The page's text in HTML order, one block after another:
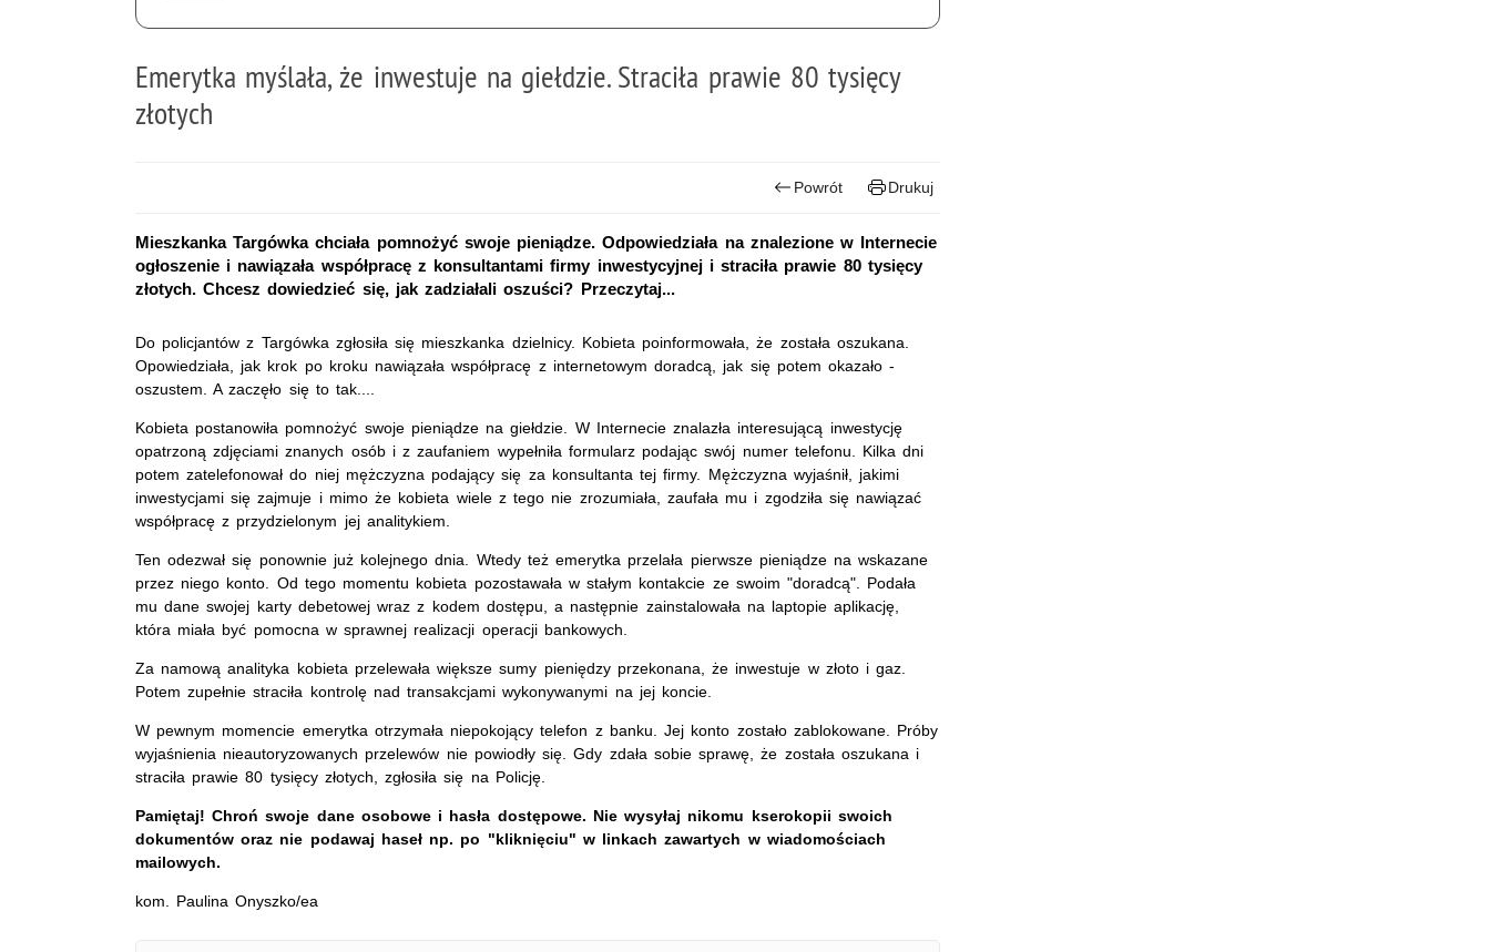
Emerytka myślała, że inwestuje na giełdzie. Straciła prawie 80 tysięcy
złotych
Powrót Drukuj
Mieszkanka Targówka chciała pomnożyć swoje pieniądze. Odpowiedziała na znalezione w Internecie
ogłoszenie i nawiązała współpracę z konsultantami firmy inwestycyjnej i straciła prawie 80 tysięcy
złotych. Chcesz dowiedzieć się, jak zadziałali oszuści? Przeczytaj...
Do policjantów z Targówka zgłosiła się mieszkanka dzielnicy. Kobieta poinformowała, że została oszukana.
Opowiedziała, jak krok po kroku nawiązała współpracę z internetowym doradcą, jak się potem okazało -
oszustem. A zaczęło się to tak....
Kobieta postanowiła pomnożyć swoje pieniądze na giełdzie. W Internecie znalazła interesującą inwestycję
opatrzoną zdjęciami znanych osób i z zaufaniem wypełniła formularz podając swój numer telefonu. Kilka dni
potem zatelefonował do niej mężczyzna podający się za konsultanta tej firmy. Mężczyzna wyjaśnił, jakimi
inwestycjami się zajmuje i mimo że kobieta wiele z tego nie zrozumiała, zaufała mu i zgodziła się nawiązać
współpracę z przydzielonym jej analitykiem.
Ten odezwał się ponownie już kolejnego dnia. Wtedy też emerytka przelała pierwsze pieniądze na wskazane
przez niego konto. Od tego momentu kobieta pozostawała w stałym kontakcie ze swoim "doradcą". Podała
mu dane swojej karty debetowej wraz z kodem dostępu, a następnie zainstalowała na laptopie aplikację,
która miała być pomocna w sprawnej realizacji operacji bankowych.
Za namową analityka kobieta przelewała większe sumy pieniędzy przekonana, że inwestuje w złoto i gaz.
Potem zupełnie straciła kontrolę nad transakcjami wykonywanymi na jej koncie.
W pewnym momencie emerytka otrzymała niepokojący telefon z banku. Jej konto zostało zablokowane. Próby
wyjaśnienia nieautoryzowanych przelewów nie powiodły się. Gdy zdała sobie sprawę, że została oszukana i
straciła prawie 80 tysięcy złotych, zgłosiła się na Policję.
Pamiętaj! Chroń swoje dane osobowe i hasła dostępowe. Nie wysyłaj nikomu kserokopii swoich
dokumentów oraz nie podawaj haseł np. po "kliknięciu" w linkach zawartych w wiadomościach
mailowych.
kom. Paulina Onyszko/ea